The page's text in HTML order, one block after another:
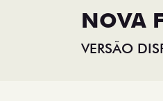
NOVA
VERSÃO